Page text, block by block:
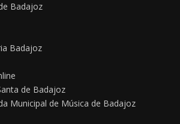
Badajoz
Badajoz
de Badajoz
Municipal de Música de Badajoz